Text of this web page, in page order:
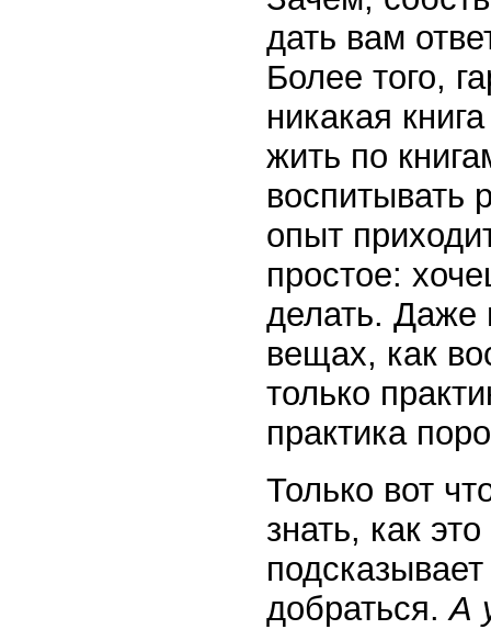
дать вам
Более того,
никакая
жить по
воспитывать
опыт
простое:
делать. Даже
вещах, как
только
практика
Только вот
знать, как
добраться.А